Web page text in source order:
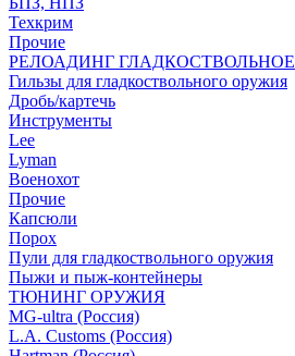
Техкрим
Прочие
РЕЛОАДИНГ ГЛАДКОСТВОЛЬНОЕ
Гильзы для гладкоствольного оружия
Дробь/картечь
Инструменты
Lee
Lyman
Военохот
Прочие
Капсюли
Порох
Пули для гладкоствольного оружия
Пыжи и пыж-контейнеры
ТЮНИНГ ОРУЖИЯ
MG-ultra (Россия)
L.A. Customs (Россия)